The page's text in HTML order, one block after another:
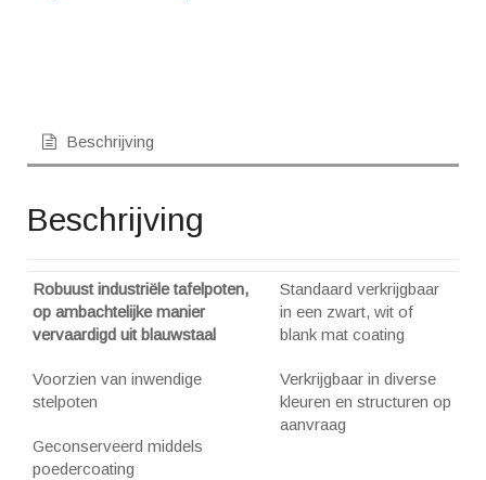
Beschrijving
Beschrijving
Robuust industriële tafelpoten,
op ambachtelijke manier
vervaardigd uit blauwstaal
Voorzien van inwendige
stelpoten
Geconserveerd middels
poedercoating
Standaard verkrijgbaar
in een zwart, wit of
blank mat coating
Verkrijgbaar in diverse
kleuren en structuren op
aanvraag